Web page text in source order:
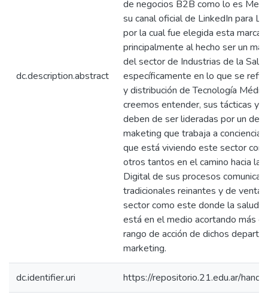
dc.description.abstract
de negocios B2B como lo es
su canal oficial de LinkedIn para
por la cual fue elegida esta marca
principalmente al hecho ser un
del sector de Industrias de la
específicamente en lo que se
y distribución de Tecnología
creemos entender, sus tácticas y
deben de ser lideradas por un
maketing que trabaja a conciencia
que está viviendo este sector
otros tantos en el camino hacia la
Digital de sus procesos
tradicionales reinantes y de
sector como este donde la salud
está en el medio acortando más
rango de acción de dichos
marketing.
dc.identifier.uri https://repositorio.21.edu.ar/